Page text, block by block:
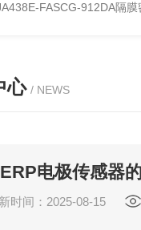
FASCG-912DA隔
心 / NEWS
电极传感器
时间：2025-08-15